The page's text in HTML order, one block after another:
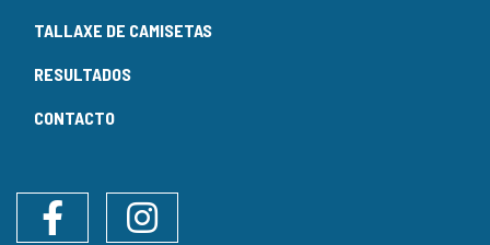
TALLAXE DE CAMISETAS
RESULTADOS
CONTACTO
Instagram